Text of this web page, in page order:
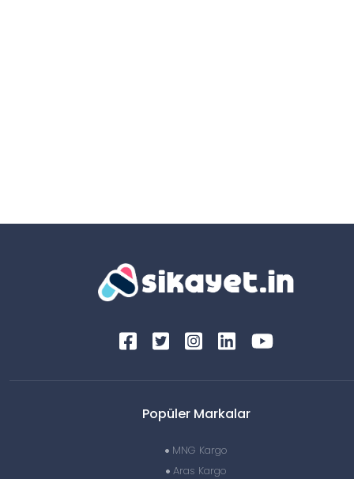
Popüler Markalar
MNG Kargo
Aras Kargo